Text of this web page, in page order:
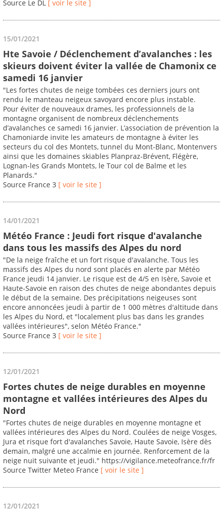
Source Le DL [ voir le site ]
15/01/2021
Hte Savoie / Déclenchement d’avalanches : les
skieurs doivent éviter la vallée de Chamonix ce
samedi 16 janvier
"Les fortes chutes de neige tombées ces derniers jours ont
rendu le manteau neigeux savoyard encore plus instable.
Pour éviter de nouveaux drames, les professionnels de la
montagne organisent de nombreux déclenchements
d’avalanches ce samedi 16 janvier. L’association de prévention la
Chamoniarde invite les amateurs de montagne à éviter les
secteurs du col des Montets, tunnel du Mont-Blanc, Montenvers
ainsi que les domaines skiables Planpraz-Brévent, Flégère,
Lognan-les Grands Montets, le Tour col de Balme et les
Planards."
Source France 3 [ voir le site ]
14/01/2021
Météo France : Jeudi fort risque d'avalanche
dans tous les massifs des Alpes du nord
"De la neige fraîche et un fort risque d'avalanche. Tous les
massifs des Alpes du nord sont placés en alerte par Météo
France jeudi 14 janvier. Le risque est de 4/5 en Isère, Savoie et
Haute-Savoie en raison des chutes de neige abondantes depuis
le début de la semaine. Des précipitations neigeuses sont
encore annoncées jeudi à partir de 1 000 mètres d'altitude dans
les Alpes du Nord, et "localement plus bas dans les grandes
vallées intérieures", selon Météo France."
Source France 3 [ voir le site ]
12/01/2021
Fortes chutes de neige durables en moyenne
montagne et vallées intérieures des Alpes du
Nord
"Fortes chutes de neige durables en moyenne montagne et
vallées intérieures des Alpes du Nord. Coulées de neige Vosges,
Jura et risque fort d'avalanches Savoie, Haute Savoie, Isère dès
demain, malgré une accalmie en journée. Renforcement de la
neige nuit suivante et jeudi." https://vigilance.meteofrance.fr/fr
Source Twitter Meteo France [ voir le site ]
12/01/2021